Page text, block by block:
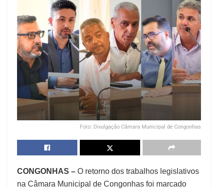
Foto: Divulgação Câmara Municipal de Congonhas
CONGONHAS – O retorno dos trabalhos legislativos
na Câmara Municipal de Congonhas foi marcado